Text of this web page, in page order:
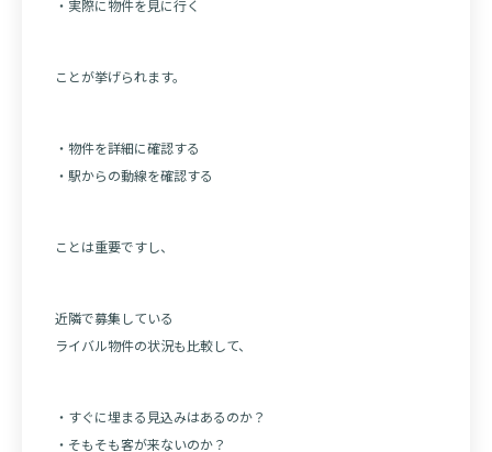
・実際に物件を見に行く
ことが挙げられます。
・物件を詳細に確認する
・駅からの動線を確認する
ことは重要ですし、
近隣で募集している
ライバル物件の状況も比較して、
・すぐに埋まる見込みはあるのか？
・そもそも客が来ないのか？